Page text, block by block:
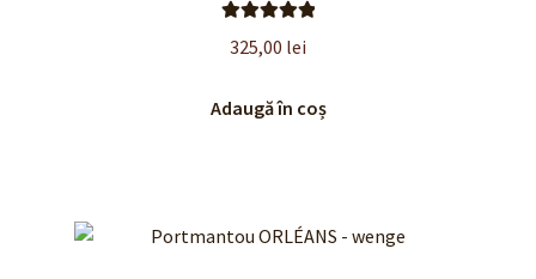
5.00
325,00 lei
Adaugă în coș